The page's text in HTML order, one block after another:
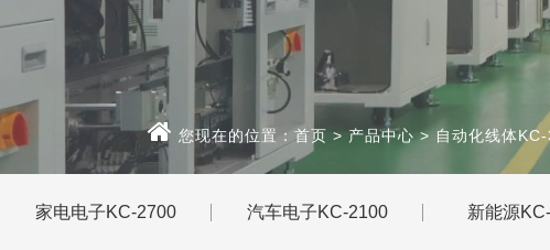
您现在的位置：首页 > 产品中心 > 自动化线体
家电电子KC-2700 汽车电子KC-2100 新能源